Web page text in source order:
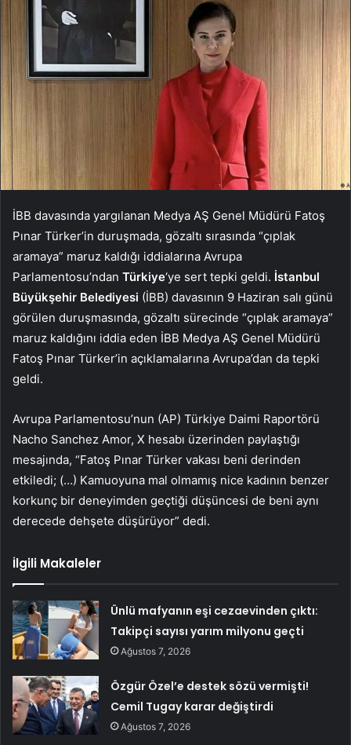
İBB davasında yargılanan Medya AŞ Genel Müdürü Fatoş
Pınar Türker’in duruşmada, gözaltı sırasında “çıplak
aramaya” maruz kaldığı iddialarına Avrupa
Parlamentosu’ndan Türkiye‘ye sert tepki geldi. İstanbul
Büyükşehir Belediyesi (İBB) davasının 9 Haziran salı günü
görülen duruşmasında, gözaltı sürecinde “çıplak aramaya”
maruz kaldığını iddia eden İBB Medya AŞ Genel Müdürü
Fatoş Pınar Türker’in açıklamalarına Avrupa’dan da tepki
geldi.
Avrupa Parlamentosu’nun (AP) Türkiye Daimi Raportörü
Nacho Sanchez Amor, X hesabı üzerinden paylaştığı
mesajında, “Fatoş Pınar Türker vakası beni derinden
etkiledi; (…) Kamuoyuna mal olmamış nice kadının benzer
korkunç bir deneyimden geçtiği düşüncesi de beni aynı
derecede dehşete düşürüyor” dedi.
İlgili Makaleler
Ünlü mafyanın eşi cezaevinden çıktı:
Takipçi sayısı yarım milyonu geçti
Ağustos 7, 2026
Özgür Özel’e destek sözü vermişti!
Cemil Tugay karar değiştirdi
Ağustos 7, 2026